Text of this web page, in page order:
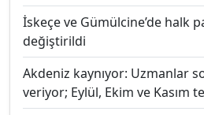
İskeçe ve Gümülcine’de halk
değiştirildi
Akdeniz kaynıyor: Uzmanlar
veriyor; Eylül, Ekim ve Kasım